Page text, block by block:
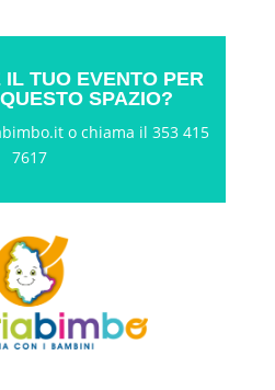
IL TUO EVENTO PER
SPAZIO?
o chiama il 353 415
7617